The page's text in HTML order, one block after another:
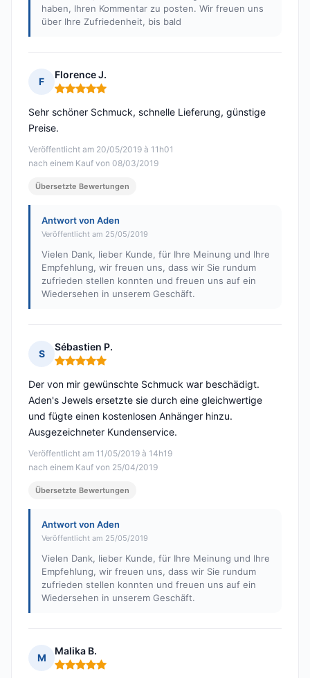
haben, Ihren Kommentar zu posten. Wir freuen uns
über Ihre Zufriedenheit, bis bald
F
Florence J.
Hinweis: 5 von 5
Veröffentlicht am 20/05/2019 à 11h01
nach einem Kauf von 08/03/2019
Sehr schöner Schmuck, schnelle Lieferung, günstige
Preise.
Übersetzte Bewertungen
Antwort von Aden
Veröffentlicht am 25/05/2019
Vielen Dank, lieber Kunde, für Ihre Meinung und Ihre
Empfehlung, wir freuen uns, dass wir Sie rundum
zufrieden stellen konnten und freuen uns auf ein
Wiedersehen in unserem Geschäft.
S
Sébastien P.
Hinweis: 5 von 5
Veröffentlicht am 11/05/2019 à 14h19
nach einem Kauf von 25/04/2019
Der von mir gewünschte Schmuck war beschädigt.
Aden's Jewels ersetzte sie durch eine gleichwertige
und fügte einen kostenlosen Anhänger hinzu.
Ausgezeichneter Kundenservice.
Übersetzte Bewertungen
Antwort von Aden
Veröffentlicht am 25/05/2019
Vielen Dank, lieber Kunde, für Ihre Meinung und Ihre
Empfehlung, wir freuen uns, dass wir Sie rundum
zufrieden stellen konnten und freuen uns auf ein
Wiedersehen in unserem Geschäft.
M
Malika B.
Hinweis: 5 von 5